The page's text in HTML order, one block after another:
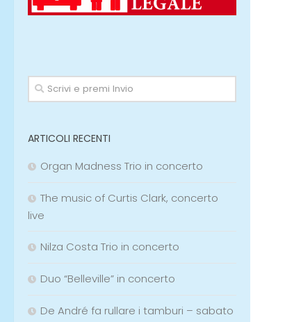
ARTICOLI RECENTI
Organ Madness Trio in concerto
The music of Curtis Clark, concerto
live
Nilza Costa Trio in concerto
Duo “Belleville” in concerto
De André fa rullare i tamburi – sabato